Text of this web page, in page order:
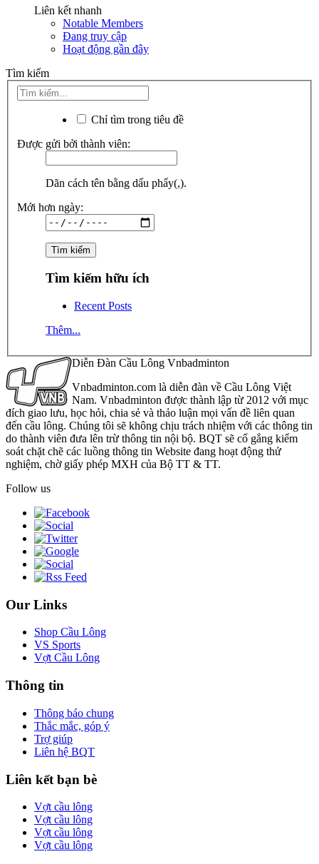
Liên kết nhanh
Notable Members
Đang truy cập
Hoạt động gần đây
Tìm kiếm
Chỉ tìm trong tiêu đề
Được gửi bởi thành viên:
Dãn cách tên bằng dấu phẩy(,).
Mới hơn ngày:
Tìm kiếm hữu ích
Recent Posts
Thêm...
Diễn Đàn Cầu Lông Vnbadminton
Vnbadminton.com là diễn đàn về Cầu Lông Việt
Nam. Vnbadminton được thành lập từ 2012 với mục
đích giao lưu, học hỏi, chia sẻ và thảo luận mọi vấn đề liên quan
đến cầu lông. Chúng tôi sẽ không chịu trách nhiệm với các thông tin
do thành viên đưa lên trừ thông tin nội bộ. BQT sẽ cố gắng kiểm
soát chặt chẽ các luồng thông tin Website đang hoạt động thử
nghiệm, chờ giấy phép MXH của Bộ TT & TT.
Follow us
Our Links
Shop Cầu Lông
VS Sports
Vợt Cầu Lông
Thông tin
Thông báo chung
Thắc mắc, góp ý
Trợ giúp
Liên hệ BQT
Liên kết bạn bè
Vợt cầu lông
Vợt cầu lông
Vợt cầu lông
Vợt cầu lông